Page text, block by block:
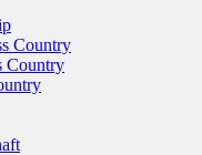
Country
Country